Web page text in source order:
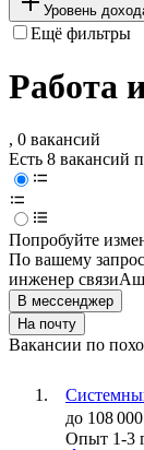
Уровень
Ещё фильтры
Работа
, 0 вакансий
Есть 8 вакансий
Попробуйте
По вашему
инженер связи
В мессенджер
На почту
Вакансии по
до 108 000
Опыт 1-3